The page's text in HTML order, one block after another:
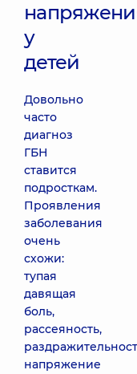
у
детей
Довольно
часто
диагноз
ГБН
ставится
подросткам.
Проявления
заболевания
очень
схожи:
тупая
давящая
боль,
рассеяность,
напряжение